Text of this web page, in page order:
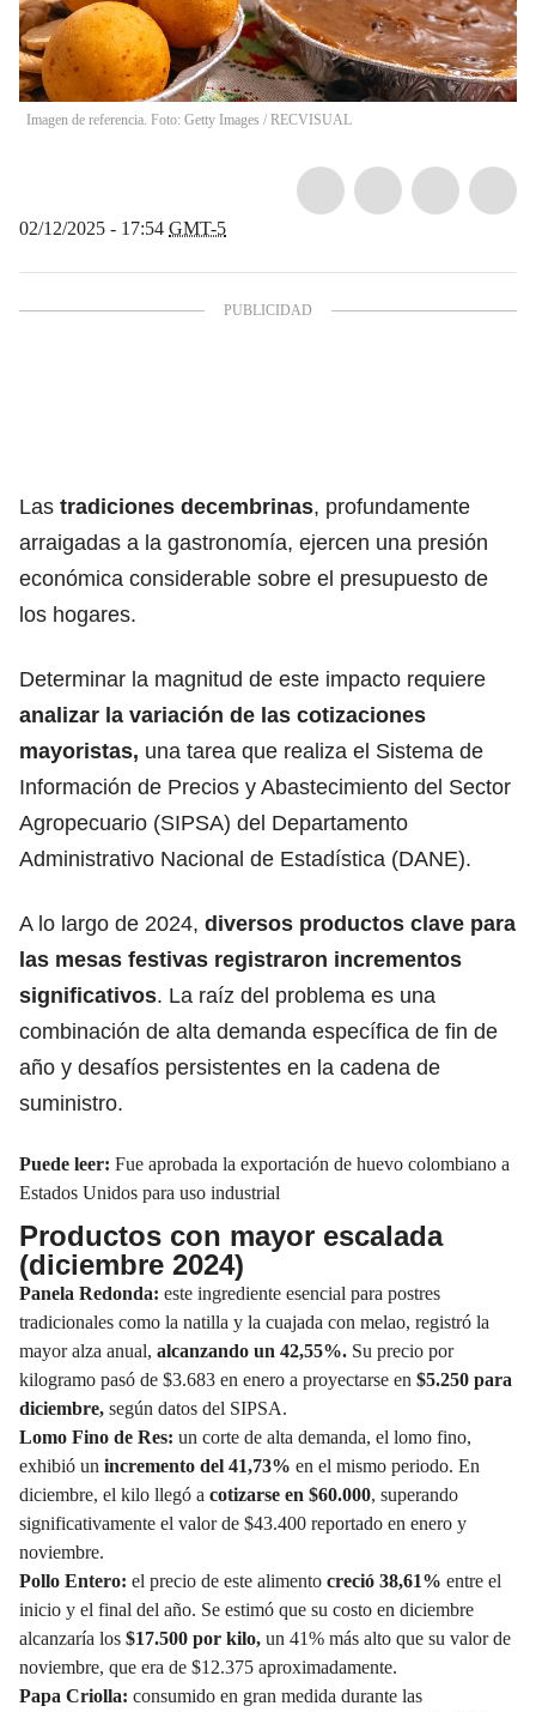
Imagen de referencia. Foto: Getty Images / RECVISUAL
02/12/2025 - 17:54 GMT-5
Las tradiciones decembrinas, profundamente
arraigadas a la gastronomía, ejercen una presión
económica considerable sobre el presupuesto de
los hogares.
Determinar la magnitud de este impacto requiere
analizar la variación de las cotizaciones
mayoristas, una tarea que realiza el Sistema de
Información de Precios y Abastecimiento del Sector
Agropecuario (SIPSA) del Departamento
Administrativo Nacional de Estadística (DANE).
A lo largo de 2024, diversos productos clave para
las mesas festivas registraron incrementos
significativos. La raíz del problema es una
combinación de alta demanda específica de fin de
año y desafíos persistentes en la cadena de
suministro.
Puede leer: Fue aprobada la exportación de huevo colombiano a
Estados Unidos para uso industrial
Productos con mayor escalada
(diciembre 2024)
Panela Redonda: este ingrediente esencial para postres
tradicionales como la natilla y la cuajada con melao, registró la
mayor alza anual, alcanzando un 42,55%. Su precio por
kilogramo pasó de $3.683 en enero a proyectarse en $5.250 para
diciembre, según datos del SIPSA.
Lomo Fino de Res: un corte de alta demanda, el lomo fino,
exhibió un incremento del 41,73% en el mismo periodo. En
diciembre, el kilo llegó a cotizarse en $60.000, superando
significativamente el valor de $43.400 reportado en enero y
noviembre.
Pollo Entero: el precio de este alimento creció 38,61% entre el
inicio y el final del año. Se estimó que su costo en diciembre
alcanzaría los $17.500 por kilo, un 41% más alto que su valor de
noviembre, que era de $12.375 aproximadamente.
Papa Criolla: consumido en gran medida durante las